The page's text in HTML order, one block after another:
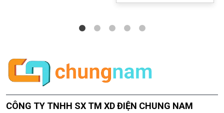
CÔNG TY TNHH SX TM XD ĐIỆN CHUNG NAM